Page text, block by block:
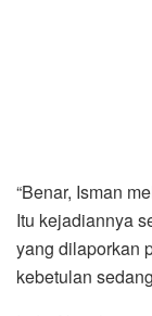
“Benar, Isman
Itu kejadiannya
yang dilaporkan
kebetulan